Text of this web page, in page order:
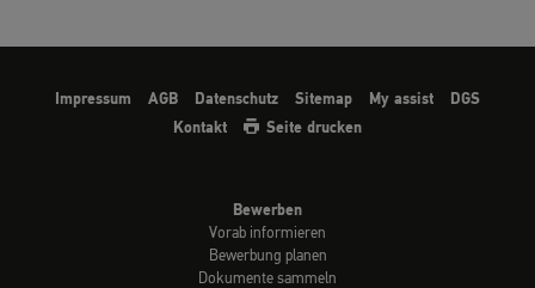
Impressum AGB Datenschutz Sitemap My assist
DGS
Kontakt
Seite drucken
Bewerben
Vorab informieren
Bewerbung planen
Dokumente sammeln